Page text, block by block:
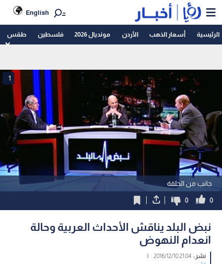
English
الرئيسية أسعار الذهب الأردن مونديال 2026 فلسطين طقس
جانب من الحلقة
1
0
0
نبض البلد يناقش الأحداث العربية وحالة
انعدام النهوض
نشر :21:04 2016/12/10
|